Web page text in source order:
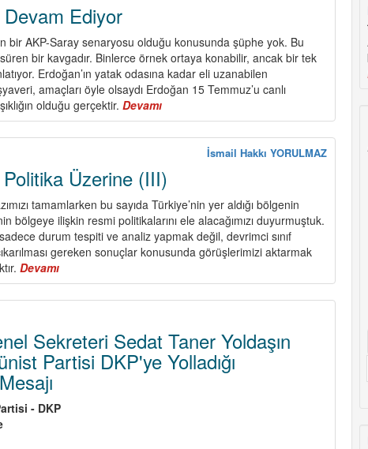
Ediyor
bir AKP-Saray senaryosu olduğu konusunda şüphe yok. Bu
bir kavgadır. Binlerce örnek ortaya konabilir, ancak bir tek
Erdoğan’ın yatak odasına kadar eli uzanabilen
amaçları öyle olsaydı Erdoğan 15 Temmuz’u canlı
olduğu gerçektir.Devamı
15
Temmuz
İsmail Hakkı YORULMAZ
Üzerine (III)
tamamlarken bu sayıda Türkiye’nin yer aldığı bölgenin
bölgeye ilişkin resmi politikalarını ele alacağımızı duyurmuştuk.
durum tespiti ve analiz yapmak değil, devrimci sınıf
gereken sonuçlar konusunda görüşlerimizi aktarmak
Devamı
Program
ve
(III)
Sekreteri Sedat Taner Yoldaşın
Partisi DKP'ye Yolladığı
- DKP